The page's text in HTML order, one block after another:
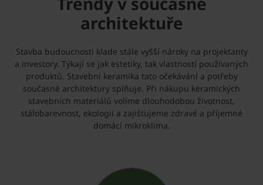
architektuře
Stavba budoucnosti klade stále vyšší nároky na projektanty
a investory. Týkají se jak estetiky, tak vlastností používaných
produktů. Stavební keramika tato očekávání a potřeby
současné architektury splňuje. Při nákupu keramických
stavebních materiálů volíme dlouhodobou životnost,
stálobarevnost, ekologii a zajišťujeme zdravé a příjemné
domácí mikroklima.